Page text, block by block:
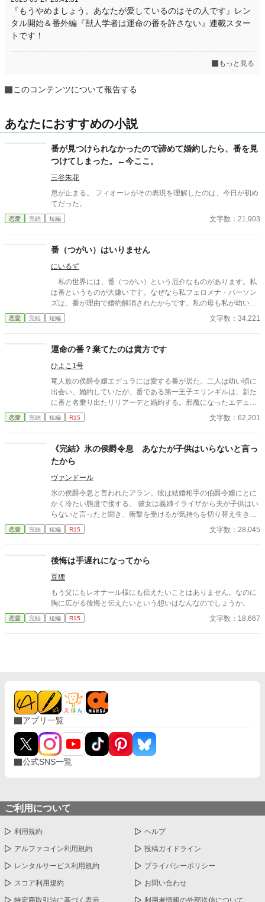
『もうやめましょう。あなたが愛しているのはその人です』レン
タル開始＆番外編『獣人学者は運命の番を許さない』連載スター
トです！
もっと見る
このコンテンツについて報告する
あなたにおすすめの小説
番が見つけられなかったので諦めて婚約したら、番を見
つけてしまった。←今ここ。
三谷朱花
息が止まる。 フィオーレがその表現を理解したのは、今日が初め
てだった。
恋愛 完結 短編 文字数：21,903
番（つがい）はいりません
にいるず
私の世界には、番（つがい）という厄介なものがあります。私
は番というものが大嫌いです。なぜなら私フェロメナ・パーソン
ズは、番が理由で婚約解消されたからです。私の母も私が幼い
頃、番に父をとられ私たちは捨てられました。でもものすごく番
を嫌っている私には、特殊な番の体質があったようです。もうか
っていたのに外見はキラキラの王子様、でも中身は口を開けば毒
舌を吐くどうしようもない正真正銘の王太子様が私の周りをうろ
つき始めました。 本編、王太子視点、元婚約者視点と続きます。
約3万字程度です。よろしくお願いします。
恋愛 完結 短編 文字数：34,221
運命の番？棄てたのは貴方です
ひよこ1号
竜人族の侯爵令嬢エデュラには愛する番が居た。二人は幼い頃に
出会い、婚約していたが、番である第一王子エリンギルは、新た
に番と名乗り出たリリアーデと婚約する。邪魔になったエデュラ
との婚約を解消し、番を引き裂いた大罪人として追放する
が……。一方で幼い頃に出会った侯爵令嬢を忘れられない帝国の
運命の出会いと別離の物語。番でない人々の貫く愛。 ※自己設定
満載ですので気を付けてください。 ※性描写はないですが、一線
を越える個所もあります ※多少の残酷表現あります。 以上２点か
らセルフレイティング
恋愛 完結 短編 R15 文字数：62,201
《完結》氷の侯爵令息 あなたが子供はいらないと言っ
たから
ヴァンドール
氷の侯爵令息と言われたアラン。彼は結婚相手の伯爵令嬢にとに
かく冷たい態度で接する。 彼女は義姉イライザから夫が子供はい
らないと言ったと聞き、衝撃を受けるが気持ちを切り替え生きて
いく。
恋愛 完結 短編 R15 文字数：28,045
後悔は手遅れになってから
豆狸
もう父にもレオナール様にも伝えたいことはありません。なのに
胸に広がる後悔と伝えたいという想いはなんなのでしょうか。
恋愛 完結 短編 R15 文字数：18,667
アプリ一覧
公式SNS一覧
ご利用について
利用規約 ヘルプ
アルファコイン利用規約 投稿ガイドライン
レンタルサービス利用規約 プライバシーポリシー
スコア利用規約 お問い合わせ
特定商取引法に基づく表示 利用者情報の外部送信について